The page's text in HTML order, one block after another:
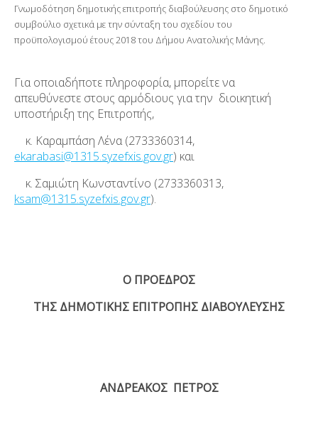
Γνωμοδότηση δημοτικής επιτροπής διαβούλευσης στο δημοτικό
συμβούλιο σχετικά με την σύνταξη του σχεδίου του
προϋπολογισμού έτους 2018 του Δήμου Ανατολικής Μάνης.
Για οποιαδήποτε πληροφορία, μπορείτε να
απευθύνεστε στους αρμόδιους για την διοικητική
υποστήριξη της Επιτροπής,
κ. Καραμπάση Λένα (2733360314,
ekarabasi@1315.syzefxis.gov.gr) και
κ. Σαμιώτη Κωνσταντίνο (2733360313,
ksam@1315.syzefxis.gov.gr).
Ο ΠΡΟΕΔΡΟΣ
ΤΗΣ ΔΗΜΟΤΙΚΗΣ ΕΠΙΤΡΟΠΗΣ ΔΙΑΒΟΥΛΕΥΣΗΣ
ΑΝΔΡΕΑΚΟΣ ΠΕΤΡΟΣ